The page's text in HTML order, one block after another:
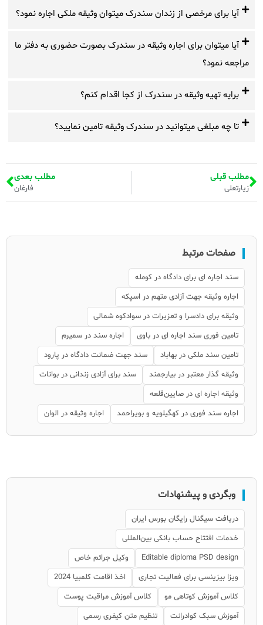
آیا برای مرخصی از زندان سندرک میتوان وثیقه ملکی اجاره نمود؟
آیا میتوان برای اجاره وثیقه در سندرک بصورت حضوری به دفتر ما
مراجعه نمود؟
برایه تهیه وثیقه در سندرک از کجا اقدام کنم؟
تا چه مبلغی میتوانید در سندرک وثیقه تامین نمایید؟
مطلب قبلی
زیارتعلی
مطلب بعدی
فارغان
صفحات مرتبط
سند اجاره ای برای دادگاه در کومله
اجاره وثیقه جهت آزادی متهم در اسپکه
وثیقه برای دادسرا و تعزیرات در سوادکوه شمالی
تامین فوری سند اجاره ای در باوی
اجاره سند در سمیرم
تامین سند ملکی در بهاباد
سند جهت ضمانت دادگاه در پارود
وثیقه گذار معتبر در بیارجمند
سند برای آزادی زندانی در بوانات
وثیقه اجاره ای در صایین‌قلعه
اجاره سند فوری در کهگیلویه و بویراحمد
اجاره وثیقه در الوان
وبگردی و پیشنهادات
دریافت سیگنال رایگان بورس ایران
خدمات افتتاح حساب بانکی بین‌المللی
Editable diploma PSD design
وکیل جرائم خاص
ویزا بیزینسی برای فعالیت تجاری
اخذ اقامت کلمبیا 2024
کلاس آموزش کوتاهی مو
کلاس آموزش مراقبت پوست
آموزش سبک کوادرانت
تنظیم متن کیفری رسمی